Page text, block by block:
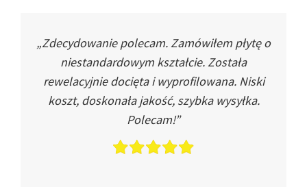
„Zdecydowanie polecam. Zamówiłem płytę o
niestandardowym kształcie. Została
rewelacyjnie docięta i wyprofilowana. Niski
koszt, doskonała jakość, szybka wysyłka.
Polecam!”